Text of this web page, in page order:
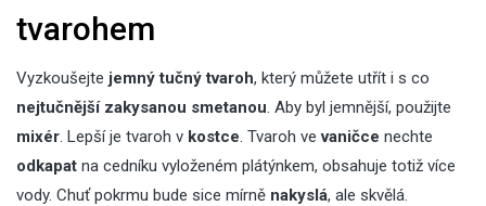
tvarohem
Vyzkoušejte jemný tučný tvaroh, který můžete utřít i s co
nejtučnější zakysanou smetanou. Aby byl jemnější, použijte
mixér. Lepší je tvaroh v kostce. Tvaroh vevaničce nechte
odkapat na cedníku vyloženém plátýnkem, obsahuje totiž více
vody. Chuť pokrmu bude sice mírně nakyslá, ale skvělá.